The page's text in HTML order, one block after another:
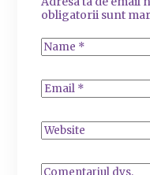
obligatorii sunt